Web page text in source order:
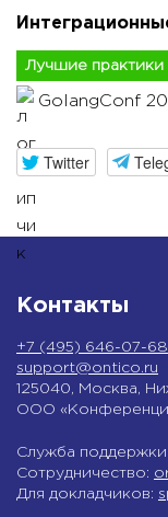
Лучшие практики
GolangConf
Twitter
Контакты
+7 (495) 646-07-68
support@ontico.ru
125040, Москва,
ООО
Служба поддержки
Сотрудничество:
Для докладчиков: